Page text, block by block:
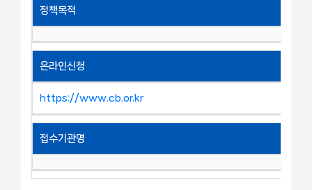
정책목적
온라인신청
https://www.cb.or.kr
접수기관명